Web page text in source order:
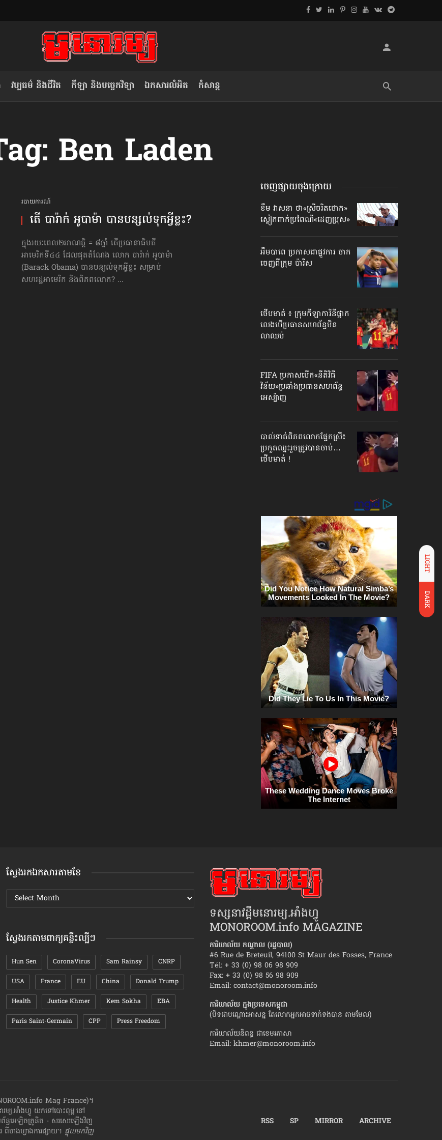
LIGHT
DARK
វប្បធម៌ និងជីវិត កីឡា និងបច្ចេកវិទ្យា ឯកសារលំអិត កំសាន្ដ
Ben Laden
របាយការណ៍
តើ បារ៉ាក់ អូបាម៉ា បាន​បន្សល់​ទុក​អ្វី​ខ្លះ?
ក្នុងរយៈពេល២អាណត្តិ = ៨ឆ្នាំ តើប្រធានាធិបតី
អាមេរិកទី៤៤ ដែលផុតតំណែង លោក បារ៉ាក់ អូបាម៉ា
(Barack Obama) បានបន្យល់ទុកអ្វីខ្លះ សម្រាប់
សហរដ្ឋអាមេរិក និងពិភពលោក? ...
ចេញផ្សាយចុងក្រោយ
ខឹម វាសនា ថា«ស្រីចរិតថោក»​
ស្លៀកពាក់ប្រពៃណី​«ដេញប្រុស»
អឹមបាពេ ប្រកាសជាផ្លូវការ ចាក
ចេញពីក្រុម ប៉ារីស
ថើបមាត់ ៖ ក្រុមកីឡាការិនី​ផ្អាក
លេង​​បើប្រធានសហព័ន្ធ​មិន
លាឈប់
FIFA ប្រកាសបើក​«នីតិវិធី
វិន័យ»​ប្រឆាំងប្រធានសហព័ន្ធ​
អេស្ប៉ាញ
បាល់ទាត់​ពិភពលោក​ផ្នែកស្រី៖
ប្រកួតឈ្នះរួច​ត្រូវបានចាប់…
ថើបមាត់ !
ញ្ហា៨ចំណុច ​ដែល​កើត​ឡើង​ទូទៅ ក្នុង«​ជីវិត​
ពាហ៍ពិពាហ៍»
វិធីសាស្រ្ត​រំដោះ​ខ្លួន ពី​ការឈឺចាប់​ដោយ​សារ​បែក​
បាក់​ស្នេហា
ស្វែងរកឯកសារតាមខែ
ស្វែងរក
ឯកសារ
ស្វែងរកតាមពាក្យគន្លឹះល្បីៗ
Hun Sen CoronaVirus Sam Rainsy CNRP
USA France EU China Donald Trump
Health Justice Khmer Kem Sokha EBA
Paris Saint-Germain CPP Press Freedom
ទស្សនាវដ្ដីមនោរម្យ.អាំងហ្វូ
MONOROOM.info MAGAZINE
ការិយាល័យ កណ្ដាល (រដ្ឋបាល)
#6 Rue de Breteuil, 94100 St Maur des Fosses, France
Tél: + 33 (0) 98 06 98 909
Fax: + 33 (0) 98 56 98 909
Email: contact@monoroom.info
ការិយាល័យ ក្នុង​ប្រទេស​កម្ពុជា
(បិទជាបណ្ដោះអាសន្ន តែលោកអ្នកអាចទាក់ទងបាន តាមមែល)
ការិយាល័យនិពន្ធ ជាខេមរភាសា
Email: khmer@monoroom.info
Mag France)។
ម្យ.អាំងហ្វូ យក​ទៅ​​បោះពុម្ព នៅ
ន្ធអេឡិចត្រូនិច - សរសេរ​ឡើង​វិញ
ាងហ្វាង​ការ​ផ្សាយ​។ ផ្ទុយមកវិញ
RSS SP MIRROR ARCHIVE
ង្ស៊ី៖ កម្ពុជាគួរមើលគំរូ​តាម​
ណាម ក្នុង​ការប្តូរ​មេដឹកនាំ របស់​
លិខិតប្រិយមិត្ត៖ «កាមតណ្ហា​
មនុស្ស»